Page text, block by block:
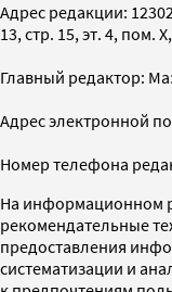
Адрес редакции:
13, стр. 15, эт. 4, пом.
Главный редактор:
Адрес электронной
Номер телефона
На информационном
рекомендательные
предоставления
систематизации и